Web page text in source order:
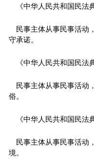
《中华人民共和国民法
民事主体从事民事活动
守承诺。
《中华人民共和国民法
民事主体从事民事活动
俗。
《中华人民共和国民法
民事主体从事民事活动
境。